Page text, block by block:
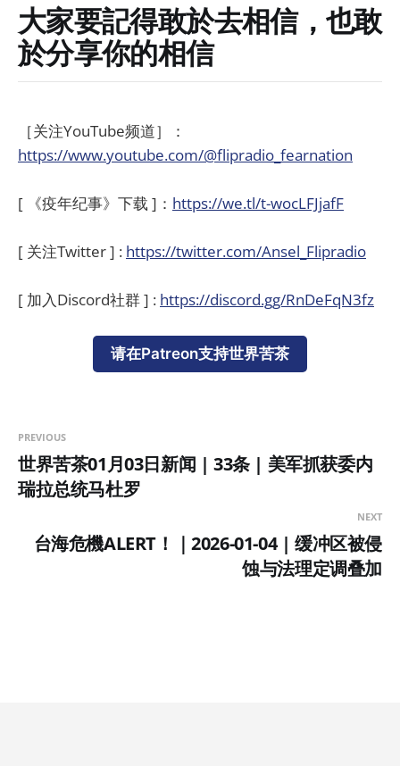
大家要記得敢於去相信，也敢
於分享你的相信
［关注YouTube频道］：
https://www.youtube.com/@flipradio_fearnation
[ 《疫年纪事》下载 ]： https://we.tl/t-wocLFJjafF
[ 关注Twitter ] : https://twitter.com/Ansel_Flipradio
[ 加入Discord社群 ] : https://discord.gg/RnDeFqN3fz
请在Patreon支持世界苦茶
PREVIOUS
世界苦茶01月03日新闻 | 33条 | 美军抓获委内
瑞拉总统马杜罗
NEXT
台海危機ALERT！｜2026-01-04 | 缓冲区被侵
蚀与法理定调叠加